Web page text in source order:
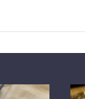
Линь,